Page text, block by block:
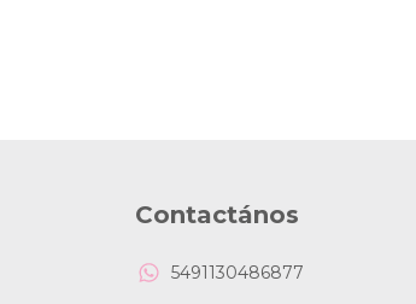
Contactános
5491130486877